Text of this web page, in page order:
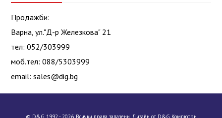
Продажби:
Варна, ул."Д-р Железкова" 21
тел: 052/303999
моб.тел: 088/5303999
email:sales@dig.bg
© D&G 1992 - 2026, Всички права запазени. Дизайн от D&G Компютри